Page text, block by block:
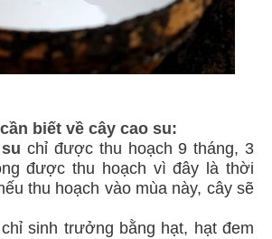
biết về cây cao su:
chỉ được thu hoạch 9 tháng, 3
được thu hoạch vì đây là thời
thu hoạch vào mùa này, cây sẽ
chỉ sinh trưởng bằng hạt, hạt đem